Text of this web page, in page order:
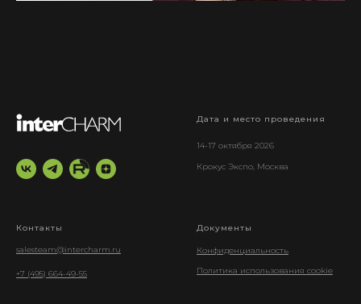
Дата и место проведения
14-17 октября 2026
Крокус Экспо, Москва
Контакты
salesteam@intercharm.ru
+7 (495) 664-49-55
Документы
Конфиденциальность
Политика использования cookie